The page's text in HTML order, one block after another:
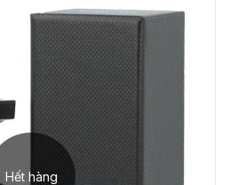
Hết hàng